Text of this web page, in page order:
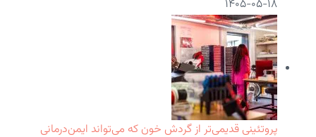
۱۴۰۵-۰۵-۱۸
پروتئینی قدیمی‌تر از گردش خون که می‌تواند ایمن‌درمانی